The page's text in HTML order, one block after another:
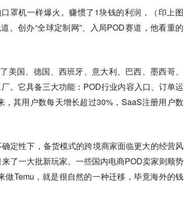
罩机一样爆火。赚惯了1块钱的利润，（印上图
。创办“全球定制网”、入局POD赛道，他看重的
国、德国、西班牙、意大利、巴西、墨西哥、
。它具备三大功能：POD行业内容入口、订单运
其用户数每天增长超过30%，SaaS注册用户数
定性下，备货模式的跨境商家面临更大的经营风
了一大批新玩家。一些国内电商POD卖家则顺势
做Temu，就是很自然的一种迁移，毕竟海外的钱